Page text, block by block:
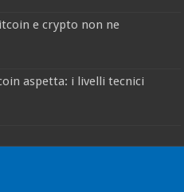
e crypto non ne
aspetta: i livelli tecnici